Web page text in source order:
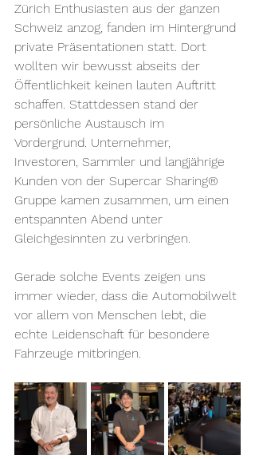
Zürich Enthusiasten aus der ganzen
Schweiz anzog, fanden im Hintergrund
private Präsentationen statt. Dort
wollten wir bewusst abseits der
Öffentlichkeit keinen lauten Auftritt
schaffen. Stattdessen stand der
persönliche Austausch im
Vordergrund. Unternehmer,
Investoren, Sammler und langjährige
Kunden von der Supercar Sharing®
Gruppe kamen zusammen, um einen
entspannten Abend unter
Gleichgesinnten zu verbringen.
Gerade solche Events zeigen uns
immer wieder, dass die Automobilwelt
vor allem von Menschen lebt, die
echte Leidenschaft für besondere
Fahrzeuge mitbringen.